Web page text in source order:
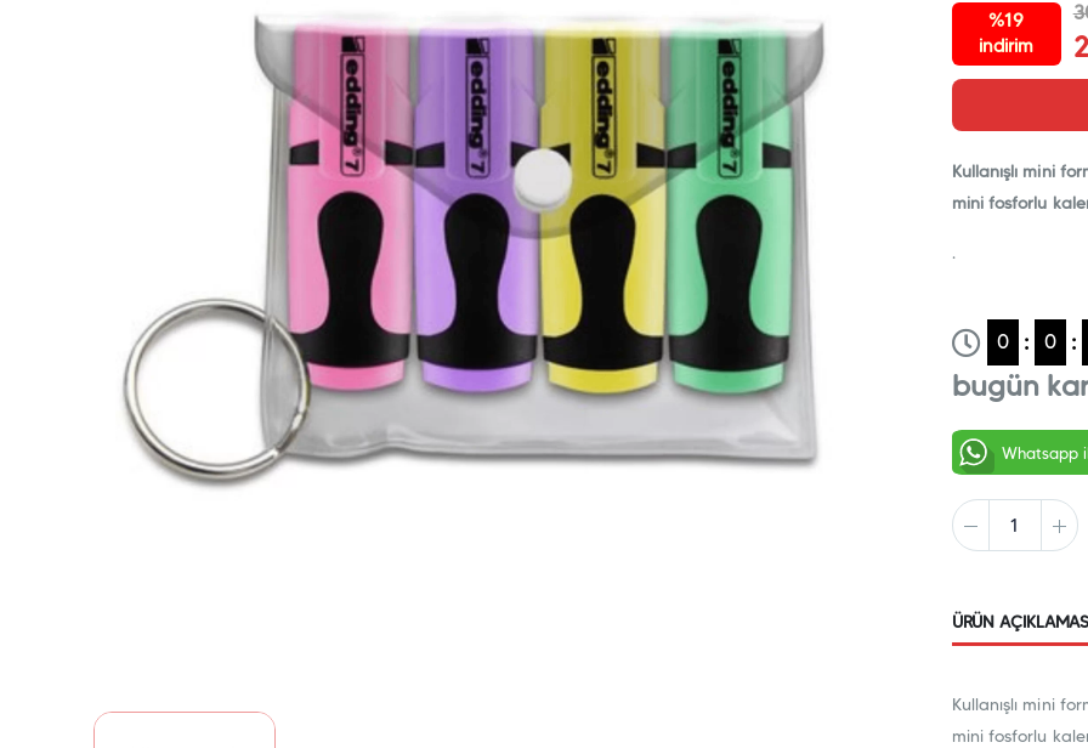
%19
indirim
Kullanışlı mini
mini fosforlu
.
0 : 0 :
bugün
Whatsapp
ÜRÜN
Kullanışlı mini
mini fosforlu